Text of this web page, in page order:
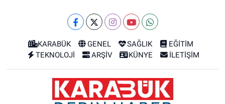
KARABÜK GENEL SAĞLIK
EĞİTİM
TEKNOLOJİ
ARŞİV KÜNYE İLETİŞİM